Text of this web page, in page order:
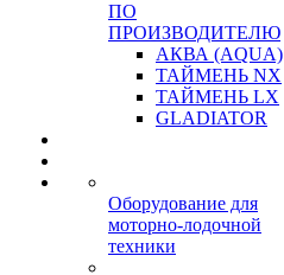
ПО
ПРОИЗВОДИТЕЛЮ
АКВА (AQUA)
ТАЙМЕНЬ NX
ТАЙМЕНЬ LX
GLADIATOR
Оборудование для
моторно-лодочной
техники